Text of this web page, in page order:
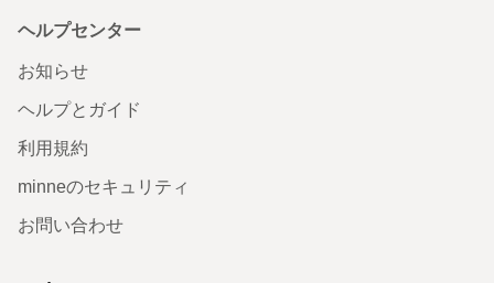
ヘルプセンター
お知らせ
ヘルプとガイド
利用規約
minneのセキュリティ
お問い合わせ